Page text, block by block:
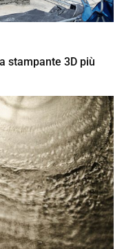
stampante 3D più